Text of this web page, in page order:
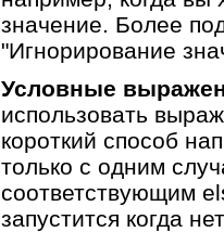
значение. Более
"Игнорирование
Условные
использовать
короткий способ
только с одним
соответствующим
запустится когда